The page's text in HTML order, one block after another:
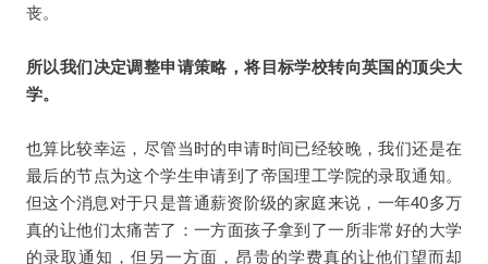
丧。
所以我们决定调整申请策略，将目标学校转向英国的顶尖大
学。
也算比较幸运，尽管当时的申请时间已经较晚，我们还是在
最后的节点为这个学生申请到了帝国理工学院的录取通知。
但这个消息对于只是普通薪资阶级的家庭来说，一年40多万
真的让他们太痛苦了：一方面孩子拿到了一所非常好的大学
的录取通知，但另一方面，昂贵的学费真的让他们望而却